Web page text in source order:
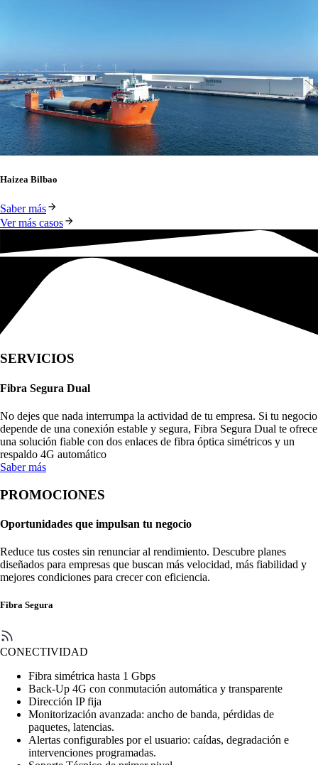
Haizea Bilbao
Saber más
Ver más casos
SERVICIOS
Fibra Segura Dual
No dejes que nada interrumpa la actividad de tu empresa. Si tu negocio
depende de una conexión estable y segura, Fibra Segura Dual te ofrece
una solución fiable con dos enlaces de fibra óptica simétricos y un
respaldo 4G automático
Saber más
PROMOCIONES
Oportunidades que impulsan tu negocio
Reduce tus costes sin renunciar al rendimiento. Descubre planes
diseñados para empresas que buscan más velocidad, más fiabilidad y
mejores condiciones para crecer con eficiencia.
Fibra Segura
CONECTIVIDAD
Fibra simétrica hasta 1 Gbps
Back-Up 4G con conmutación automática y transparente
Dirección IP fija
Monitorización avanzada: ancho de banda, pérdidas de
paquetes, latencias.
Alertas configurables por el usuario: caídas, degradación e
intervenciones programadas.